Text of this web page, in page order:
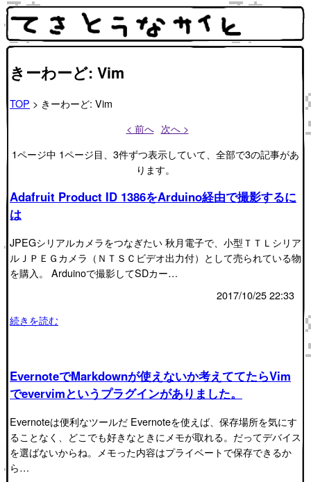
きーわーど: Vim
TOP > きーわーど: Vim
< 前へ 次へ >
1ページ中 1ページ目、3件ずつ表示していて、全部で3の記事があ
ります。
Adafruit Product ID 1386をArduino経由で撮影するに
は
JPEGシリアルカメラをつなぎたい 秋月電子で、小型ＴＴＬシリア
ルＪＰＥＧカメラ（ＮＴＳＣビデオ出力付）として売られている物
を購入。 Arduinoで撮影してSDカー…
2017/10/25 22:33
続きを読む
EvernoteでMarkdownが使えないか考えててたらVim
でevervimというプラグインがありました。
Evernoteは便利なツールだ Evernoteを使えば、保存場所を気にす
ることなく、どこでも好きなときにメモが取れる。だってデバイス
を選ばないからね。メモった内容はプライベートで保存できるか
ら…